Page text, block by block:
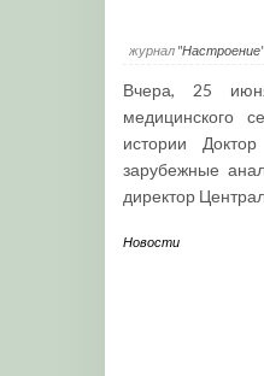
журнал "Настроение"
Вчера, 25
медицинского
истории
зарубежные
директор
Новости